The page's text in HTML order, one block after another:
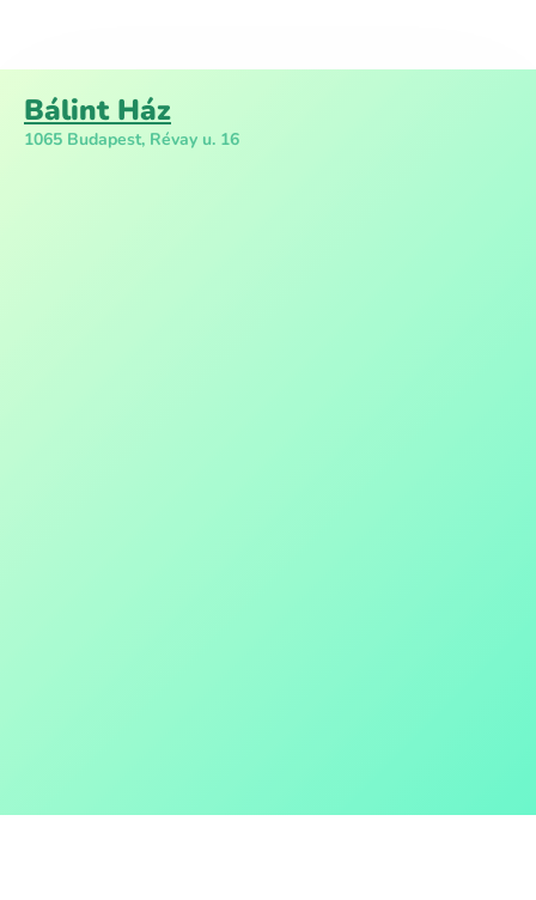
Bálint Ház
1065 Budapest, Révay u. 16